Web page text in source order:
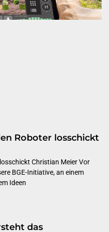
Roboter losschickt
Christian Meier Vor
BGE-Initiative, an einem
Ideen
das